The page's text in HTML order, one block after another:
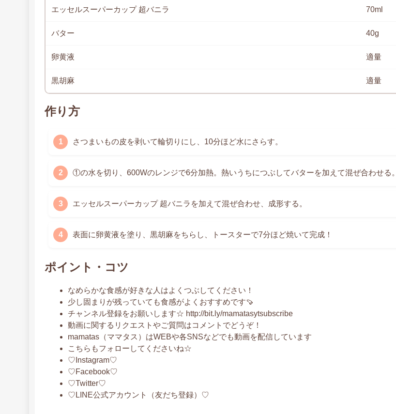
エッセルスーパーカップ 超バニラ 70ml
バター 40g
卵黄液 適量
黒胡麻 適量
作り方
さつまいもの皮を剥いて輪切りにし、10分ほど水にさらす。
①の水を切り、600Wのレンジで6分加熱。熱いうちにつぶしてバターを加えて混ぜ合わせる。
エッセルスーパーカップ 超バニラを加えて混ぜ合わせ、成形する。
表面に卵黄液を塗り、黒胡麻をちらし、トースターで7分ほど焼いて完成！
ポイント・コツ
なめらかな食感が好きな人はよくつぶしてください！
少し固まりが残っていても食感がよくおすすめです🍠
チャンネル登録をお願いします☆ http://bit.ly/mamatasytsubscribe
動画に関するリクエストやご質問はコメントでどうぞ！
mamatas（ママタス）はWEBや各SNSなどでも動画を配信しています
こちらもフォローしてくださいね☆
♡Instagram♡
♡Facebook♡
♡Twitter♡
♡LINE公式アカウント（友だち登録）♡